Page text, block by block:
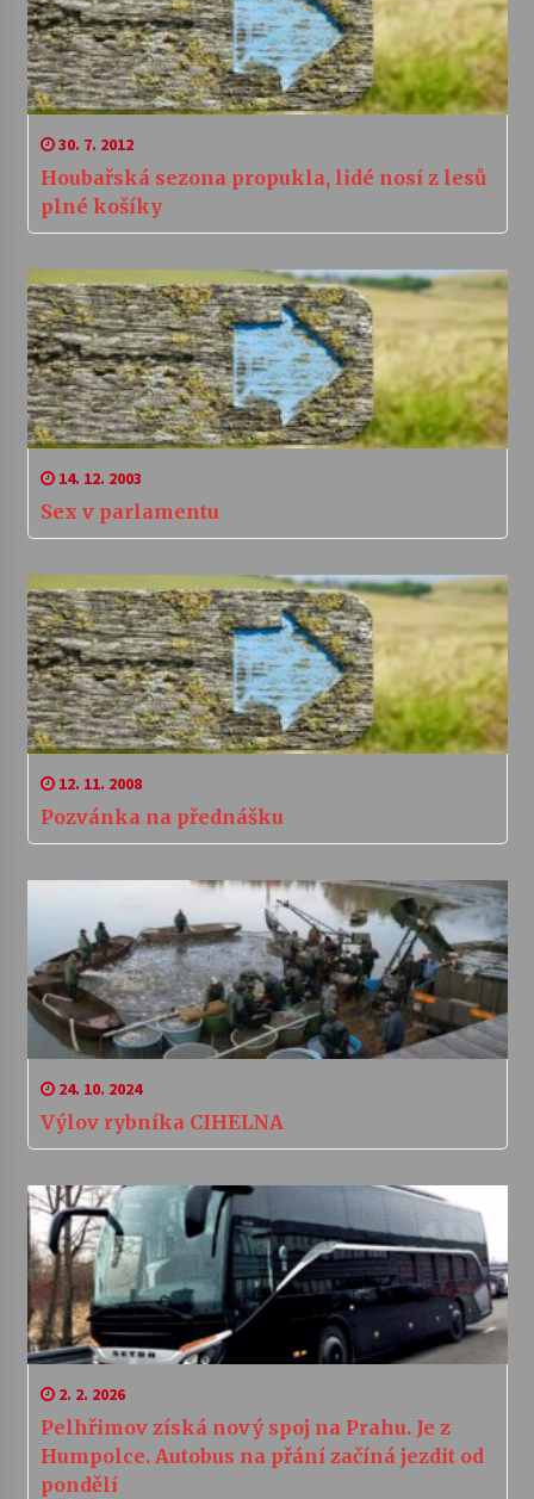
30. 7. 2012
Houbařská sezona propukla, lidé nosí z lesů
plné košíky
14. 12. 2003
Sex v parlamentu
12. 11. 2008
Pozvánka na přednášku
24. 10. 2024
Výlov rybníka CIHELNA
2. 2. 2026
Pelhřimov získá nový spoj na Prahu. Je z
Humpolce. Autobus na přání začíná jezdit od
pondělí